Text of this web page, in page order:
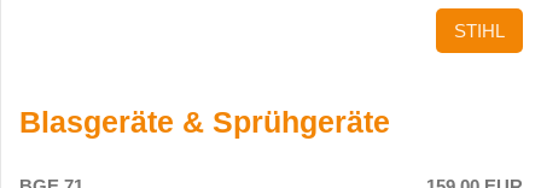
STIHL
Blasgeräte & Sprühgeräte